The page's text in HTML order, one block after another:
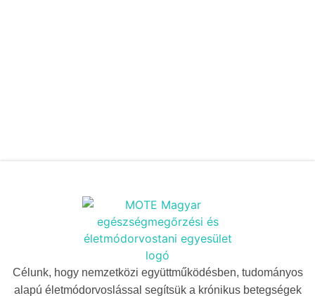
Célunk, hogy nemzetközi együttműködésben, tudományos
alapú életmódorvoslással segítsük a krónikus betegségek